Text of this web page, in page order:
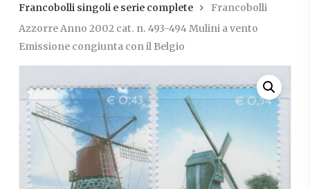
Francobolli singoli e serie complete
Francobolli
Azzorre Anno 2002 cat. n. 493-494 Mulini a vento
Emissione congiunta con il Belgio